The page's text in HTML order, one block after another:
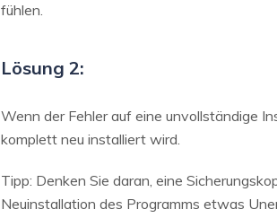
fühlen.
Lösung 2:
Wenn der Fehler auf eine unvollständige
komplett neu installiert wird.
Tipp: Denken Sie daran, eine
Neuinstallation des Programms etwas